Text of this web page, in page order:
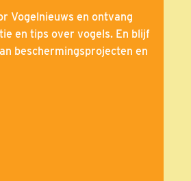
Vogelnieuws en ontvang
en tips over vogels. En blijf
beschermingsprojecten en